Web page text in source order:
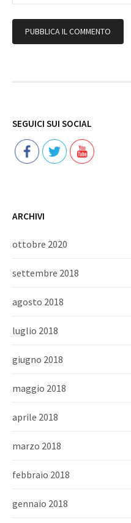
SEGUICI SUI SOCIAL
ARCHIVI
ottobre 2020
settembre 2018
agosto 2018
luglio 2018
giugno 2018
maggio 2018
aprile 2018
marzo 2018
febbraio 2018
gennaio 2018